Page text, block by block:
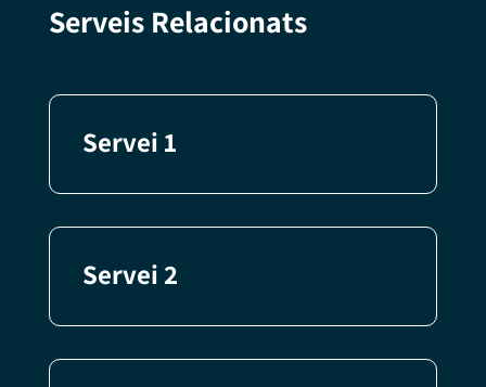
Serveis Relacionats
Servei 1
Servei 2